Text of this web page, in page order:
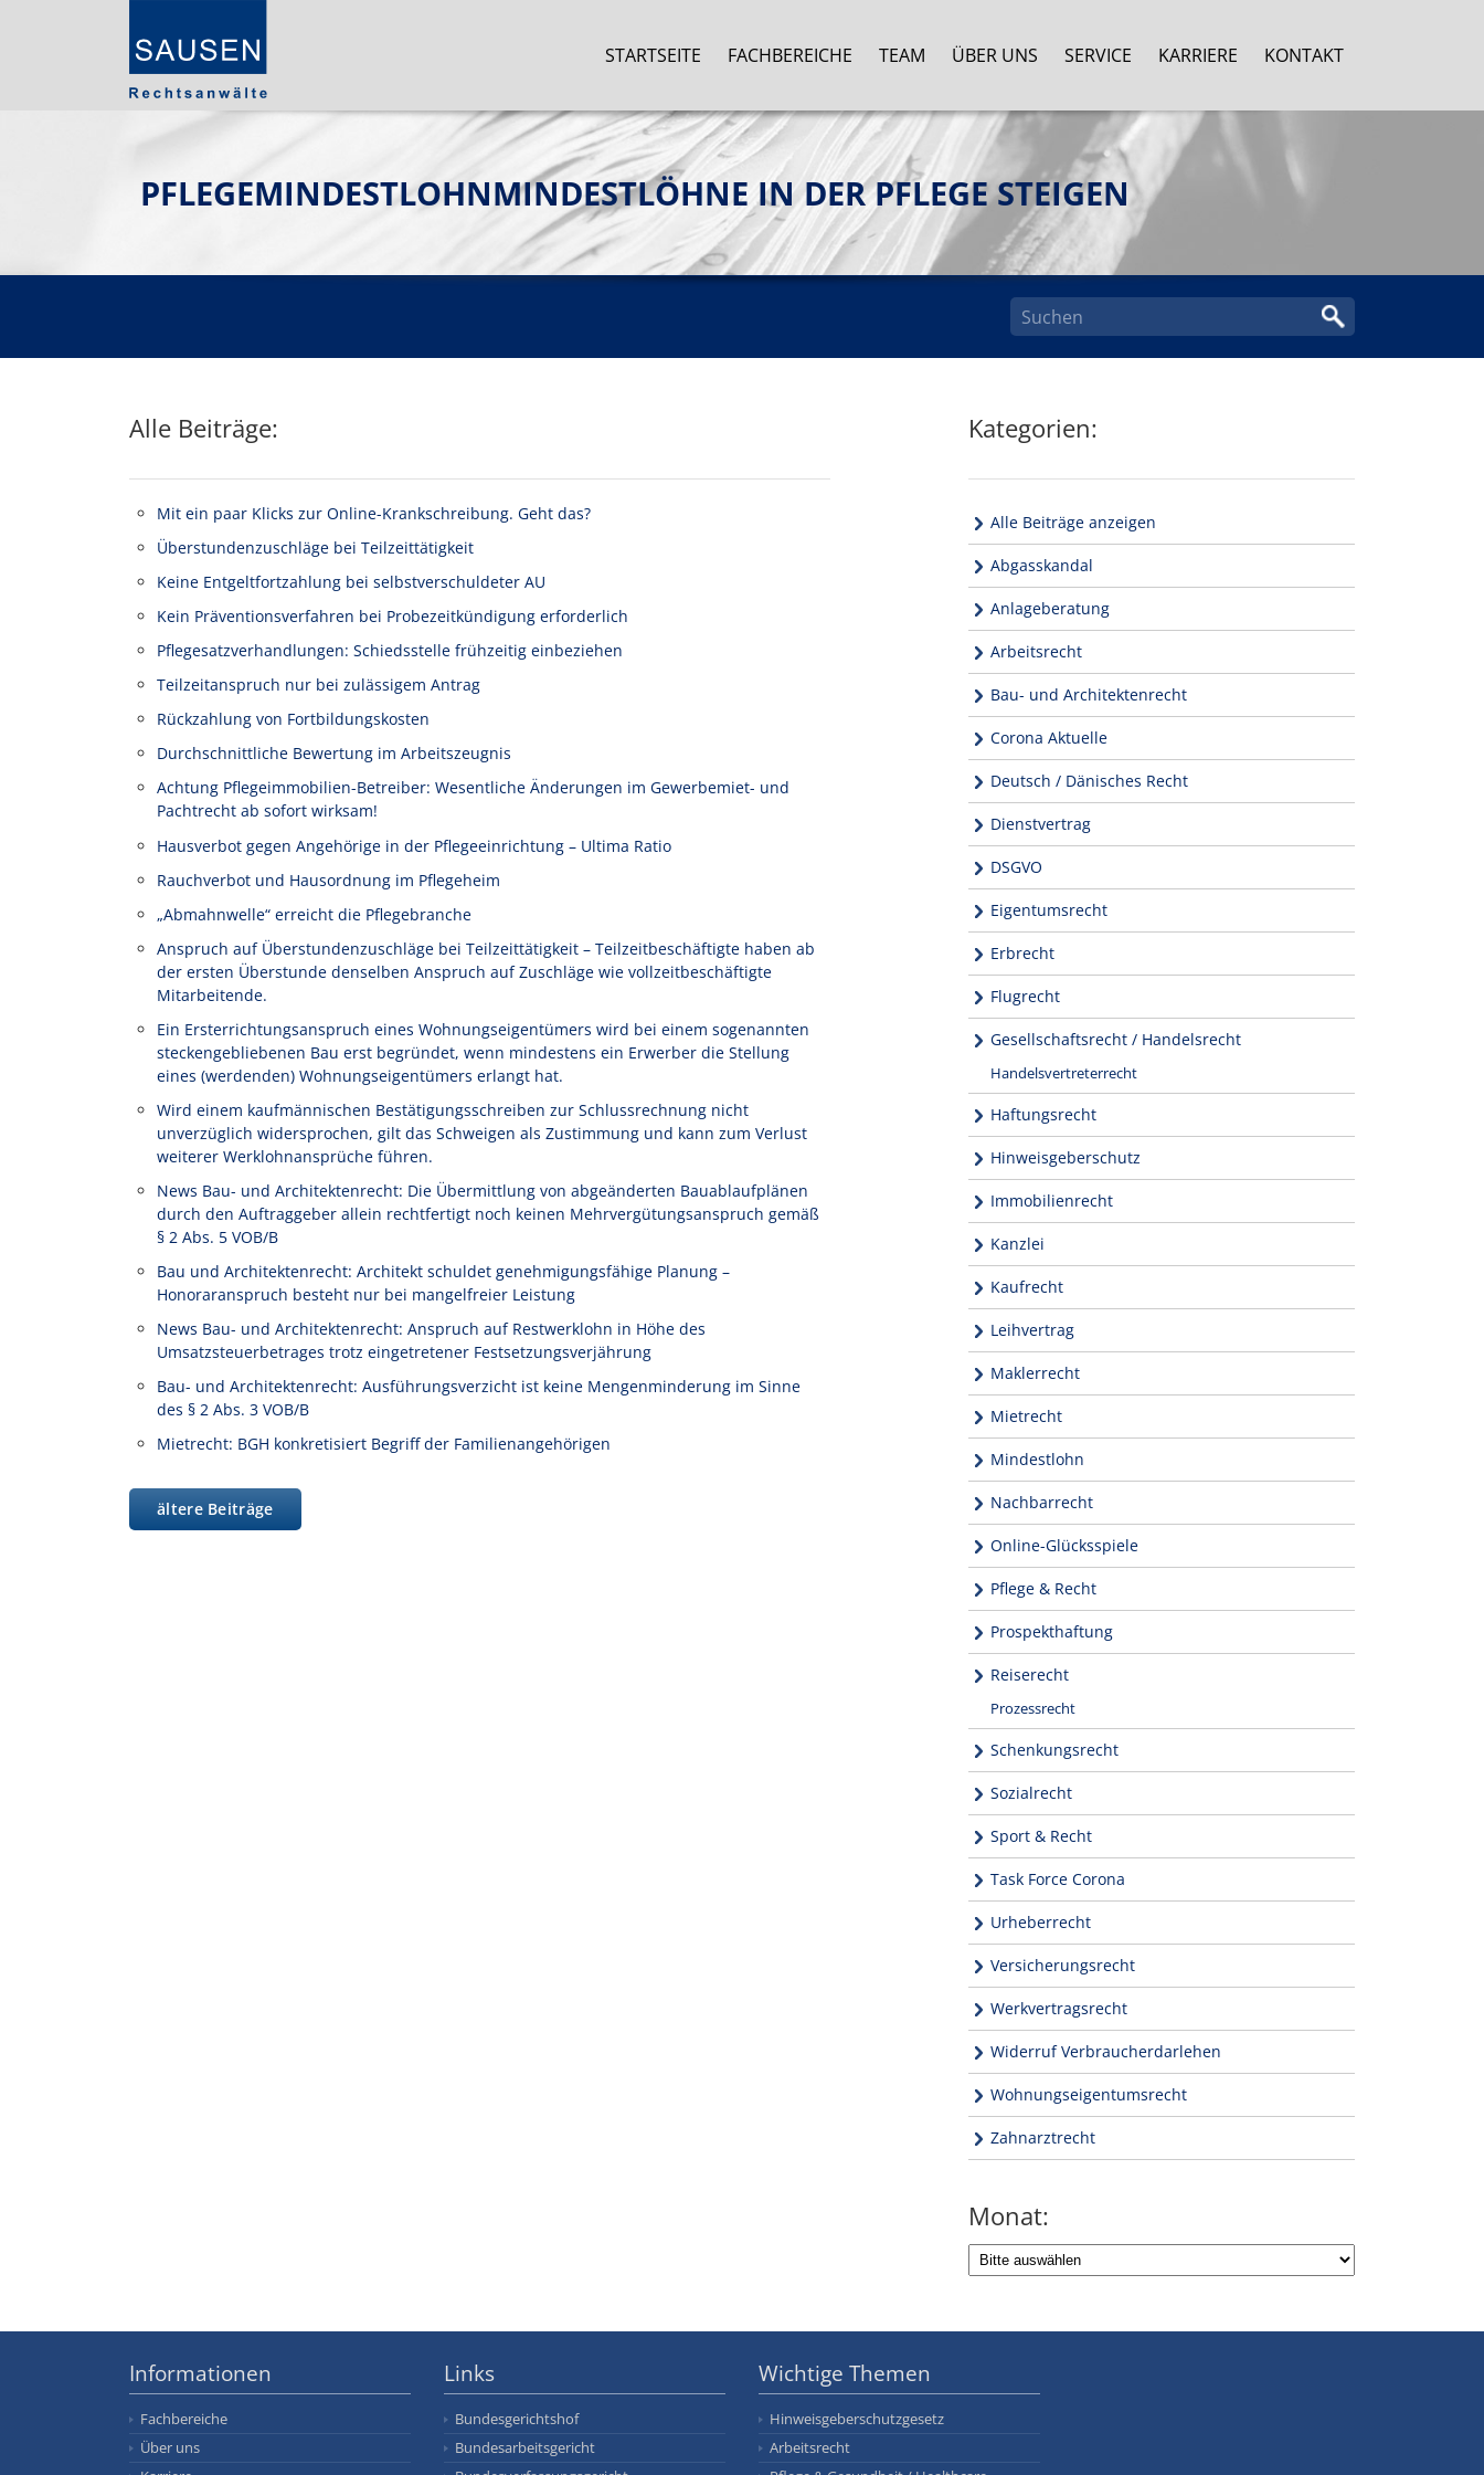
STARTSEITE FACHBEREICHE TEAM ÜBER UNS SERVICE KARRIERE KONTAKT
PFLEGEMINDESTLOHNMINDESTLÖHNE IN DER PFLEGE STEIGEN
Alle Beiträge:
Mit ein paar Klicks zur Online-Krankschreibung. Geht das?
Überstundenzuschläge bei Teilzeittätigkeit
Keine Entgeltfortzahlung bei selbstverschuldeter AU
Kein Präventionsverfahren bei Probezeitkündigung erforderlich
Pflegesatzverhandlungen: Schiedsstelle frühzeitig einbeziehen
Teilzeitanspruch nur bei zulässigem Antrag
Rückzahlung von Fortbildungskosten
Durchschnittliche Bewertung im Arbeitszeugnis
Achtung Pflegeimmobilien-Betreiber: Wesentliche Änderungen im Gewerbemiet- und
Pachtrecht ab sofort wirksam!
Hausverbot gegen Angehörige in der Pflegeeinrichtung – Ultima Ratio
Rauchverbot und Hausordnung im Pflegeheim
„Abmahnwelle“ erreicht die Pflegebranche
Anspruch auf Überstundenzuschläge bei Teilzeittätigkeit – Teilzeitbeschäftigte haben ab
der ersten Überstunde denselben Anspruch auf Zuschläge wie vollzeitbeschäftigte
Mitarbeitende.
Ein Ersterrichtungsanspruch eines Wohnungseigentümers wird bei einem sogenannten
steckengebliebenen Bau erst begründet, wenn mindestens ein Erwerber die Stellung
eines (werdenden) Wohnungseigentümers erlangt hat.
Wird einem kaufmännischen Bestätigungsschreiben zur Schlussrechnung nicht
unverzüglich widersprochen, gilt das Schweigen als Zustimmung und kann zum Verlust
weiterer Werklohnansprüche führen.
News Bau- und Architektenrecht: Die Übermittlung von abgeänderten Bauablaufplänen
durch den Auftraggeber allein rechtfertigt noch keinen Mehrvergütungsanspruch gemäß
§ 2 Abs. 5 VOB/B
Bau und Architektenrecht: Architekt schuldet genehmigungsfähige Planung –
Honoraranspruch besteht nur bei mangelfreier Leistung
News Bau- und Architektenrecht: Anspruch auf Restwerklohn in Höhe des
Umsatzsteuerbetrages trotz eingetretener Festsetzungsverjährung
Bau- und Architektenrecht: Ausführungsverzicht ist keine Mengenminderung im Sinne
des § 2 Abs. 3 VOB/B
Mietrecht: BGH konkretisiert Begriff der Familienangehörigen
ältere Beiträge
Kategorien:
Alle Beiträge anzeigen
Abgasskandal
Anlageberatung
Arbeitsrecht
Bau- und Architektenrecht
Corona Aktuelle
Deutsch / Dänisches Recht
Dienstvertrag
DSGVO
Eigentumsrecht
Erbrecht
Flugrecht
Gesellschaftsrecht / Handelsrecht
Handelsvertreterrecht
Haftungsrecht
Hinweisgeberschutz
Immobilienrecht
Kanzlei
Kaufrecht
Leihvertrag
Maklerrecht
Mietrecht
Mindestlohn
Nachbarrecht
Online-Glücksspiele
Pflege & Recht
Prospekthaftung
Reiserecht
Prozessrecht
Schenkungsrecht
Sozialrecht
Sport & Recht
Task Force Corona
Urheberrecht
Versicherungsrecht
Werkvertragsrecht
Widerruf Verbraucherdarlehen
Wohnungseigentumsrecht
Zahnarztrecht
Monat:
Informationen
Fachbereiche
Über uns
Links
Bundesgerichtshof
Bundesarbeitsgericht
Wichtige Themen
Hinweisgeberschutzgesetz
Arbeitsrecht